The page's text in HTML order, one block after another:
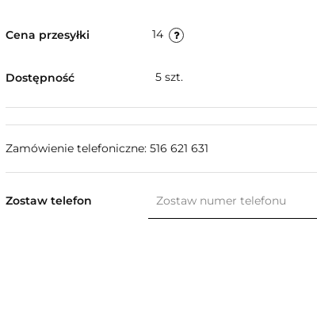
Cena przesyłki 14
Dostępność 5 szt.
Zamówienie telefoniczne: 516 621 631
Zostaw telefon